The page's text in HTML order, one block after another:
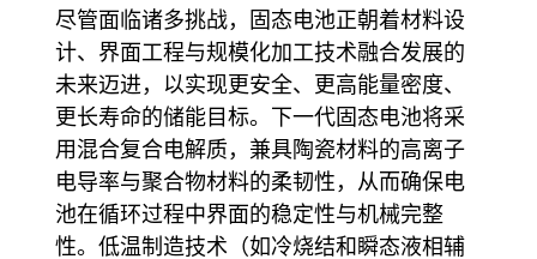
尽管面临诸多挑战，固态电池正朝着材料设
计、界面工程与规模化加工技术融合发展的
未来迈进，以实现更安全、更高能量密度、
更长寿命的储能目标。下一代固态电池将采
用混合复合电解质，兼具陶瓷材料的高离子
电导率与聚合物材料的柔韧性，从而确保电
池在循环过程中界面的稳定性与机械完整
性。低温制造技术（如冷烧结和瞬态液相辅